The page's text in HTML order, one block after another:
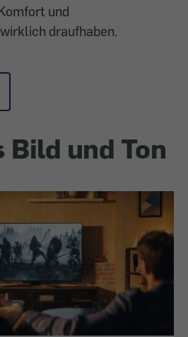
und
draufhaben.
Bild und Ton